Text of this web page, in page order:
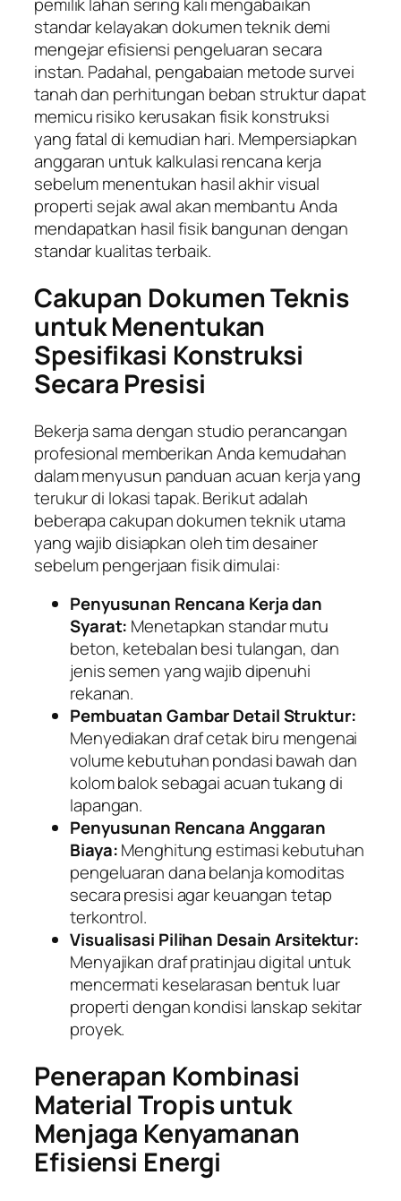
pemilik lahan sering kali mengabaikan
standar kelayakan dokumen teknik demi
mengejar efisiensi pengeluaran secara
instan. Padahal, pengabaian metode survei
tanah dan perhitungan beban struktur dapat
memicu risiko kerusakan fisik konstruksi
yang fatal di kemudian hari. Mempersiapkan
anggaran untuk kalkulasi rencana kerja
sebelum menentukan hasil akhir visual
properti sejak awal akan membantu Anda
mendapatkan hasil fisik bangunan dengan
standar kualitas terbaik.
Cakupan Dokumen Teknis
untuk Menentukan
Spesifikasi Konstruksi
Secara Presisi
Bekerja sama dengan studio perancangan
profesional memberikan Anda kemudahan
dalam menyusun panduan acuan kerja yang
terukur di lokasi tapak. Berikut adalah
beberapa cakupan dokumen teknik utama
yang wajib disiapkan oleh tim desainer
sebelum pengerjaan fisik dimulai:
Penyusunan Rencana Kerja dan
Syarat: Menetapkan standar mutu
beton, ketebalan besi tulangan, dan
jenis semen yang wajib dipenuhi
rekanan.
Pembuatan Gambar Detail Struktur:
Menyediakan draf cetak biru mengenai
volume kebutuhan pondasi bawah dan
kolom balok sebagai acuan tukang di
lapangan.
Penyusunan Rencana Anggaran
Biaya:Menghitung estimasi kebutuhan
pengeluaran dana belanja komoditas
secara presisi agar keuangan tetap
terkontrol.
Visualisasi Pilihan Desain Arsitektur:
Menyajikan draf pratinjau digital untuk
mencermati keselarasan bentuk luar
properti dengan kondisi lanskap sekitar
proyek.
Penerapan Kombinasi
Material Tropis untuk
Menjaga Kenyamanan
Efisiensi Energi